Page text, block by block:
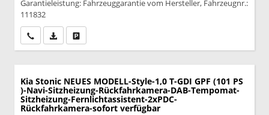
Garantieleistung: Fahrzeuggarantie vom Hersteller, Fahrzeugnr.:
111832
Wir rufen Sie anPDF-Datei, Fahrzeugexposé drucken
Kia Stonic NEUES MODELL-Style-1,0 T-GDI GPF (101 PS
)-Navi-Sitzheizung-Rückfahrkamera-DAB-Tempomat-
Sitzheizung-Fernlichtassistent-2xPDC-
Rückfahrkamera-sofort verfügbar